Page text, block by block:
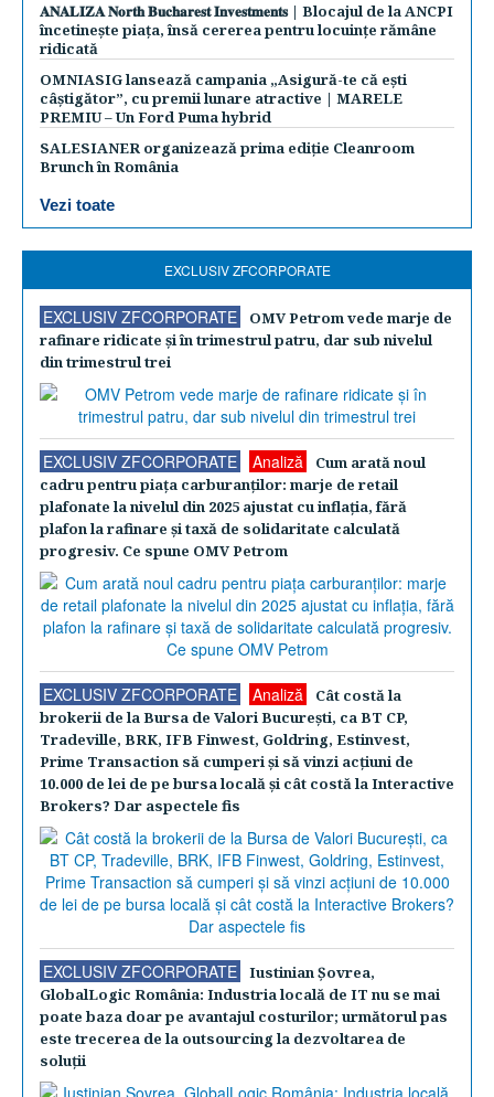
𝐀𝐍𝐀𝐋𝐈𝐙𝐀 𝐍𝐨𝐫𝐭𝐡 𝐁𝐮𝐜𝐡𝐚𝐫𝐞𝐬𝐭 𝐈𝐧𝐯𝐞𝐬𝐭𝐦𝐞𝐧𝐭𝐬 | Blocajul de la ANCPI
încetinește piața, însă cererea pentru locuințe rămâne
ridicată
OMNIASIG lansează campania „Asigură-te că ești
câștigător”, cu premii lunare atractive | MARELE
PREMIU – Un Ford Puma hybrid
SALESIANER organizează prima ediție Cleanroom
Brunch în România
Vezi toate
EXCLUSIV ZFCORPORATE
EXCLUSIV ZFCORPORATE
OMV Petrom vede marje de
rafinare ridicate şi în trimestrul patru, dar sub nivelul
din trimestrul trei
EXCLUSIV ZFCORPORATE Analiză
Cum arată noul
cadru pentru piaţa carburanţilor: marje de retail
plafonate la nivelul din 2025 ajustat cu inflaţia, fără
plafon la rafinare şi taxă de solidaritate calculată
progresiv. Ce spune OMV Petrom
EXCLUSIV ZFCORPORATE Analiză
Cât costă la
brokerii de la Bursa de Valori Bucureşti, ca BT CP,
Tradeville, BRK, IFB Finwest, Goldring, Estinvest,
Prime Transaction să cumperi şi să vinzi acţiuni de
10.000 de lei de pe bursa locală şi cât costă la Interactive
Brokers? Dar aspectele fis
EXCLUSIV ZFCORPORATE
Iustinian Şovrea,
GlobalLogic România: Industria locală de IT nu se mai
poate baza doar pe avantajul costurilor; următorul pas
este trecerea de la outsourcing la dezvoltarea de
soluţii